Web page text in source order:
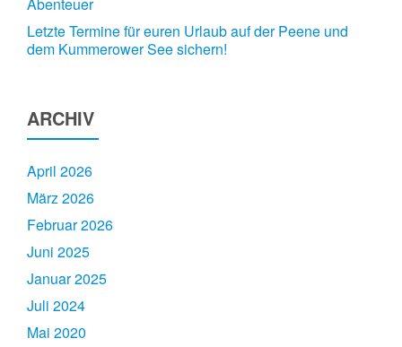
Letzte Termine für euren Urlaub auf der Peene und
dem Kummerower See sichern!
ARCHIV
April 2026
März 2026
Februar 2026
Juni 2025
Januar 2025
Juli 2024
Mai 2020